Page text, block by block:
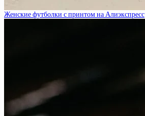
Женские футболки с принтом на Алиэкспресс